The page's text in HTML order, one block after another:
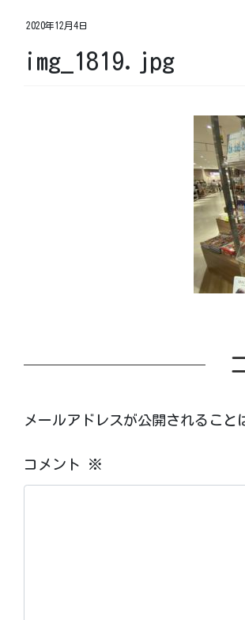
2020年12月4日
img_1819.jpg
メールアドレスが公開されること
コメント ※